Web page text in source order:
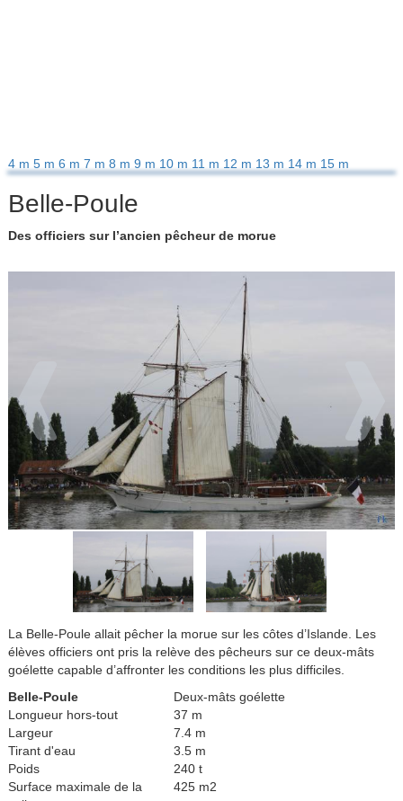
4 m 5 m 6 m 7 m 8 m 9 m 10 m 11 m 12 m 13 m 14 m 15 m
Belle-Poule
Des officiers sur l’ancien pêcheur de morue
La Belle-Poule allait pêcher la morue sur les côtes d’Islande. Les
élèves officiers ont pris la relève des pêcheurs sur ce deux-mâts
goélette capable d’affronter les conditions les plus difficiles.
Belle-Poule
Deux-mâts goélette
Longueur hors-tout
37 m
Largeur
7.4 m
Tirant d'eau
3.5 m
Poids
240 t
Surface maximale de la
425 m2